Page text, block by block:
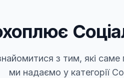
з тим, які саме
ми надаємо у категорії